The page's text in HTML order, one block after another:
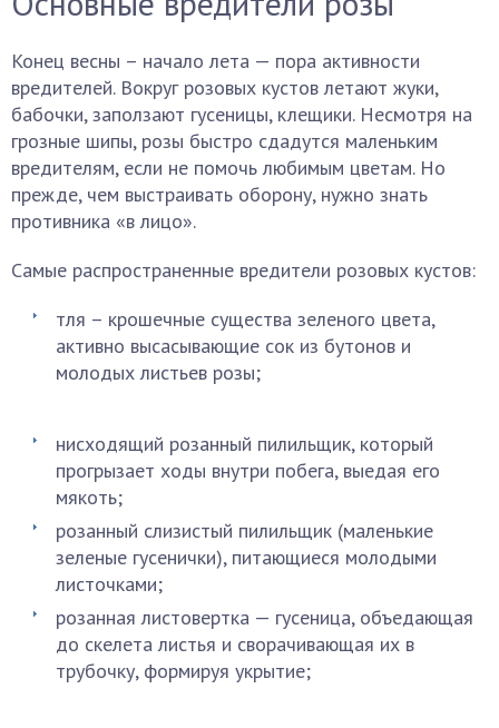
Конец весны – начало лета — пора активности
вредителей. Вокруг розовых кустов летают жуки,
бабочки, заползают гусеницы, клещики. Несмотря на
грозные шипы, розы быстро сдадутся маленьким
вредителям, если не помочь любимым цветам. Но
прежде, чем выстраивать оборону, нужно знать
противника «в лицо».
Самые распространенные вредители розовых кустов:
тля – крошечные существа зеленого цвета,
активно высасывающие сок из бутонов и
молодых листьев розы;
нисходящий розанный пилильщик, который
прогрызает ходы внутри побега, выедая его
мякоть;
розанный слизистый пилильщик (маленькие
зеленые гусенички), питающиеся молодыми
листочками;
розанная листовертка — гусеница, объедающая
до скелета листья и сворачивающая их в
трубочку, формируя укрытие;